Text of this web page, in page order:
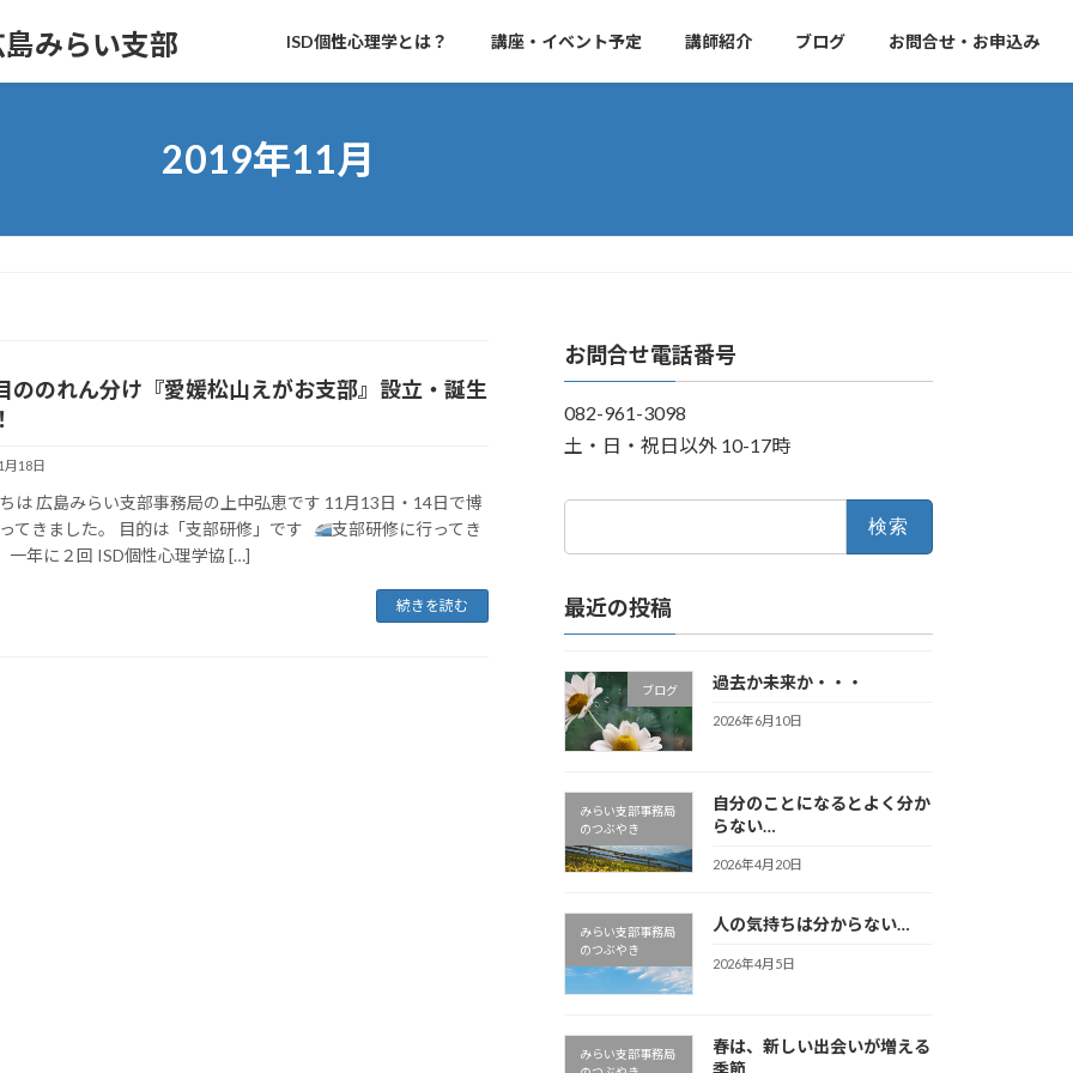
島みらい支部 ISD個性心理学とは？ 講座・イベント予定 講師紹介 ブログ お問合せ・お申込み
2019年11月
ののれん分け『愛媛松山えがお支部』設立・誕生
月18日
は 広島みらい支部事務局の上中弘恵です 11月13日・14日で博
てきました。 目的は「支部研修」です
支部研修に行ってき
年に２回 ISD個性心理学協 […]
続きを読む
お問合せ電話番号
082-961-3098
土・日・祝日以外 10-17時
最近の投稿
ブログ 過去か未来か・・・
2026年6月10日
みらい支部事務局
のつぶやき
自分のことになるとよく分か
らない…
2026年4月20日
みらい支部事務局
のつぶやき
人の気持ちは分からない…
2026年4月5日
みらい支部事務局
春は、新しい出会いが増える
季節